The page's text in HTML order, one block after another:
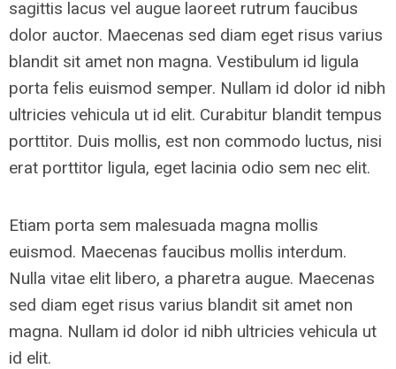
sagittis lacus vel augue laoreet rutrum faucibus
dolor auctor. Maecenas sed diam eget risus varius
blandit sit amet non magna. Vestibulum id ligula
porta felis euismod semper. Nullam id dolor id nibh
ultricies vehicula ut id elit. Curabitur blandit tempus
porttitor. Duis mollis, est non commodo luctus, nisi
erat porttitor ligula, eget lacinia odio sem nec elit.
Etiam porta sem malesuada magna mollis
euismod. Maecenas faucibus mollis interdum.
Nulla vitae elit libero, a pharetra augue. Maecenas
sed diam eget risus varius blandit sit amet non
magna. Nullam id dolor id nibh ultricies vehicula ut
id elit.